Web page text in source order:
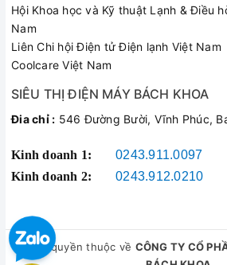
Hội Khoa học và Kỹ thuật Lạnh & Điều
Nam
Liên Chi hội Điện tử Điện lạnh Việt Nam
Coolcare Việt Nam
SIÊU THỊ ĐIỆN MÁY BÁCH KHOA
Đia chỉ : 546 Đường Bười, Vĩnh Phúc,
Kinh doanh 1:
0243.911.0097
Kinh doanh 2:
0243.912.0210
© Bản quyền thuộc về CÔNG TY CỔ